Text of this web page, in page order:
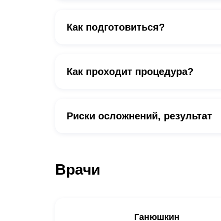
Как подготовиться?
Как проходит процедура?
Риски осложнений, результат
Врачи
Ганюшкин